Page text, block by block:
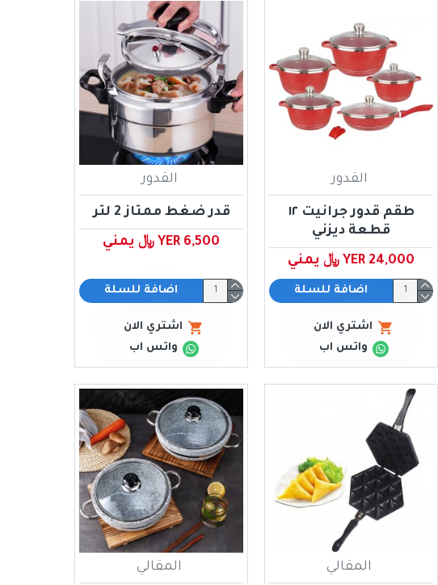
القدور
طقم قدور جرانيت ١٢
قطعة ديزني
YER 24,000 ﷼ يمني
اضافة للسلة
اشتري الان
واتس اب
القدور
قدر ضغط ممتاز 2 لتر
YER 6,500 ﷼ يمني
اضافة للسلة
اشتري الان
واتس اب
المقالي المقالي